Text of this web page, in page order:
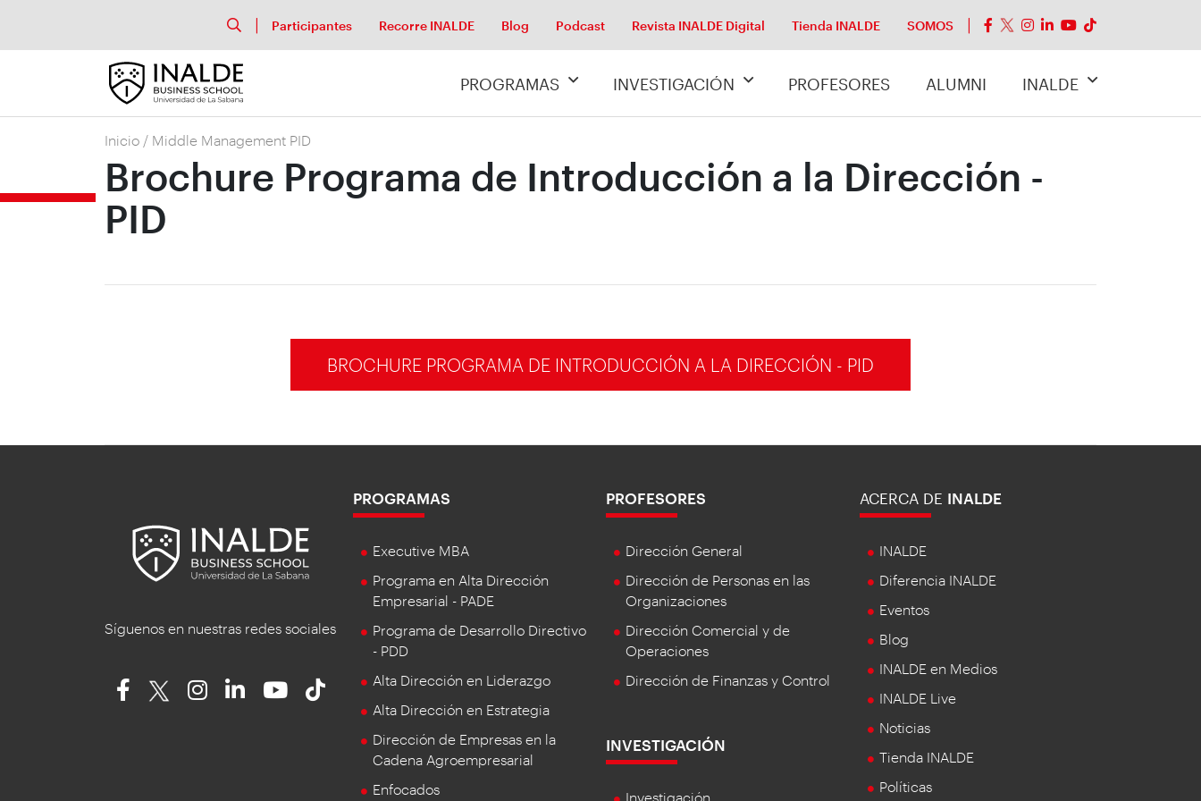
Participantes Recorre INALDE Blog Podcast Revista INALDE Digital Tienda INALDE SOMOS
PROGRAMAS INVESTIGACIÓN PROFESORES ALUMNI INALDE
Inicio / Middle Management PID
Brochure Programa de Introducción a la Dirección -
PID
BROCHURE PROGRAMA DE INTRODUCCIÓN A LA DIRECCIÓN - PID
Síguenos en nuestras redes sociales
PROGRAMAS
Executive MBA
Programa en Alta Dirección
Empresarial - PADE
Programa de Desarrollo Directivo
- PDD
Alta Dirección en Liderazgo
Alta Dirección en Estrategia
Dirección de Empresas en la
Cadena Agroempresarial
Enfocados
PROFESORES
Dirección General
Dirección de Personas en las
Organizaciones
Dirección Comercial y de
Operaciones
Dirección de Finanzas y Control
INVESTIGACIÓN
Investigación
ACERCA DE INALDE
INALDE
Diferencia INALDE
Eventos
Blog
INALDE en Medios
INALDE Live
Noticias
Tienda INALDE
Políticas